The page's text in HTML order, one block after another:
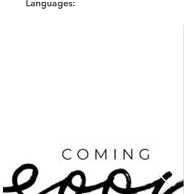
Languages: